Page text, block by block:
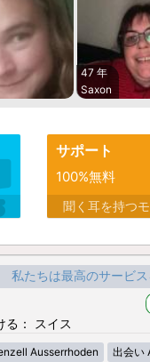
47 年
Saxon
サポート
100%無料
聞く耳を持つ
私たちは最高のサービ
る： スイス
Ausserrhoden 出会い